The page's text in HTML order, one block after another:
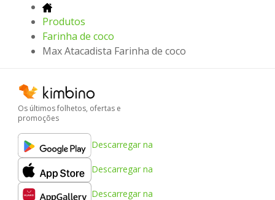
Produtos
Farinha de coco
Max Atacadista Farinha de coco
Os últimos folhetos, ofertas e
promoções
Descarregar na
Descarregar na
Descarregar na